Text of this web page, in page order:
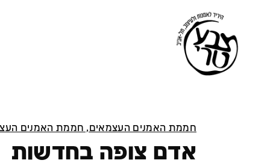
חממת האמנים העצמאים, חממת האמנים
אדם צופה בחדשות